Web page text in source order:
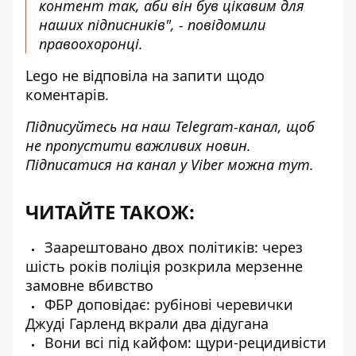
контент так, аби він був цікавим для
наших підписників", - повідомили
правоохоронці.
Lego не відповіла на запити щодо
коментарів.
Підписуйтесь на наш Telegram-канал, щоб
не пропустити важливих новин.
Підписатися на канал у Viber можна тут.
ЧИТАЙТЕ ТАКОЖ:
Заарештовано двох політиків: через
шість років поліція розкрила мерзенне
замовне вбивство
ФБР доповідає: рубінові черевички
Джуді Гарленд вкрали два дідугана
Вони всі під кайфом: щури-рецидивісти